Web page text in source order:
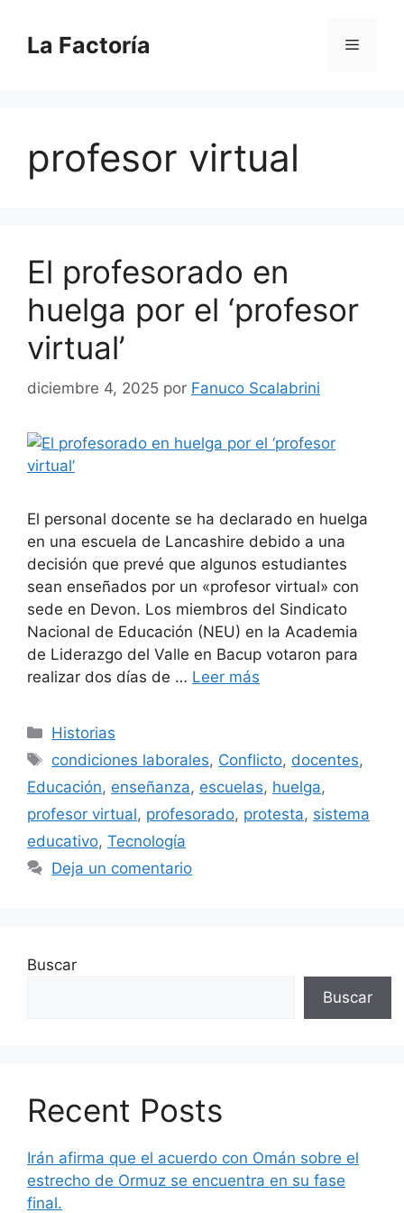
contenido
La Factoría Menú
profesor virtual
El profesorado en
huelga por el ‘profesor
virtual’
diciembre 4, 2025 por Fanuco Scalabrini
El personal docente se ha declarado en huelga
en una escuela de Lancashire debido a una
decisión que prevé que algunos estudiantes
sean enseñados por un «profesor virtual» con
sede en Devon. Los miembros del Sindicato
Nacional de Educación (NEU) en la Academia
de Liderazgo del Valle en Bacup votaron para
realizar dos días de … Leer más
Categorías
Historias
Etiquetas
condiciones laborales, Conflicto, docentes,
Educación, enseñanza, escuelas, huelga,
profesor virtual, profesorado, protesta, sistema
educativo, Tecnología
Deja un comentario
Buscar
Buscar
Recent Posts
Irán afirma que el acuerdo con Omán sobre el
estrecho de Ormuz se encuentra en su fase
final.